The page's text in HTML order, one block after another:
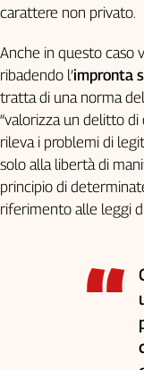
carattere non privato.
Anche in questo caso
ribadendo l’impronta
tratta di una norma
“valorizza un delitto
rileva i problemi di
solo alla libertà di
principio di
riferimento alle leggi